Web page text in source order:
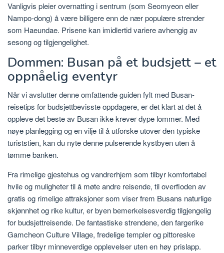
Vanligvis pleier overnatting i sentrum (som Seomyeon eller
Nampo-dong) å være billigere enn de nær populære strender
som Haeundae. Prisene kan imidlertid variere avhengig av
sesong og tilgjengelighet.
Dommen: Busan på et budsjett – et
oppnåelig eventyr
Når vi avslutter denne omfattende guiden fylt med Busan-
reisetips for budsjettbevisste oppdagere, er det klart at det å
oppleve det beste av Busan ikke krever dype lommer. Med
nøye planlegging og en vilje til å utforske utover den typiske
turiststien, kan du nyte denne pulserende kystbyen uten å
tømme banken.
Fra rimelige gjestehus og vandrerhjem som tilbyr komfortabel
hvile og muligheter til å møte andre reisende, til overfloden av
gratis og rimelige attraksjoner som viser frem Busans naturlige
skjønnhet og rike kultur, er byen bemerkelsesverdig tilgjengelig
for budsjettreisende. De fantastiske strendene, den fargerike
Gamcheon Culture Village, fredelige templer og pittoreske
parker tilbyr minneverdige opplevelser uten en høy prislapp.